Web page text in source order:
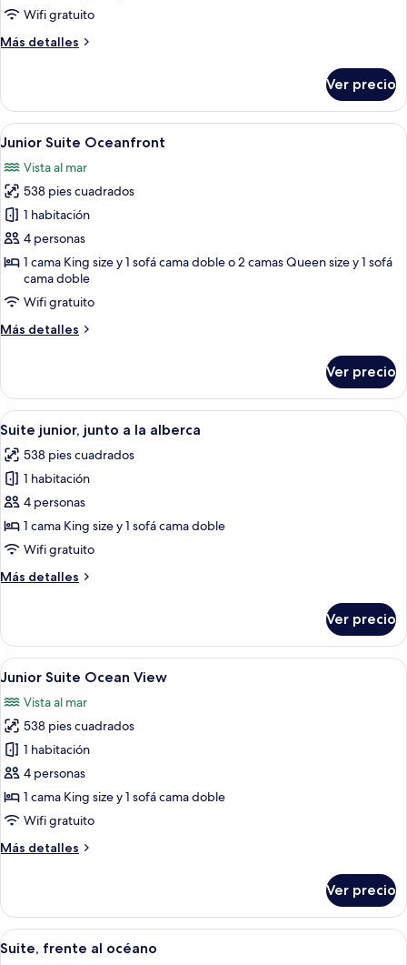
Wifi gratuito
Más detalles
Más
junior
Ver precio
Abrir
todas
las
fotos
de
Junior
Suite
Oceanfront
Un dormitorio amplio con una cama
8
Junior Suite Oceanfront
Vista al mar
538 pies cuadrados
1 habitación
4 personas
1 cama King size y 1 sofá cama doble o 2 camas Queen size y 1 sofá
cama doble
Wifi gratuito
Más detalles
Más
Suite
Oceanfront
Ver precio
Abrir
todas
las
fotos
de
Suite
junior,
a
Habitación de hotel con una cama
6
Suite junior, junto a la alberca
538 pies cuadrados
1 habitación
4 personas
1 cama King size y 1 sofá cama doble
Wifi gratuito
Más detalles
Más
junior,
junto
a
alberca
Ver precio
Abrir
todas
las
fotos
de
Junior
Suite
Ocean
Habitación de hotel con una cama
5
Junior Suite Ocean View
Vista al mar
538 pies cuadrados
1 habitación
4 personas
1 cama King size y 1 sofá cama doble
Wifi gratuito
Más detalles
Más
Suite
Ocean
View
Ver precio
Abrir
todas
Habitación de hotel moderna con
9
Suite, frente al océano